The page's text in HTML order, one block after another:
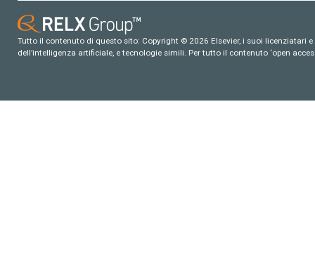
Tutto il contenuto di questo sito: Copyright © 2026 Elsevier, i suoi
dell’intelligenza artificiale, e tecnologie simili. Per tutto il contenuto ‘open